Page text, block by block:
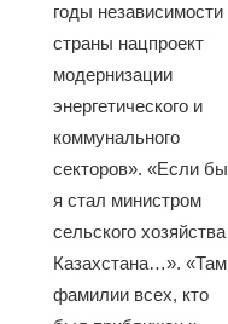
годы независимости
страны нацпроект
модернизации
энергетического и
коммунального
секторов». «Если бы
я стал министром
сельского хозяйства
Казахстана…». «Там
фамилии всех, кто